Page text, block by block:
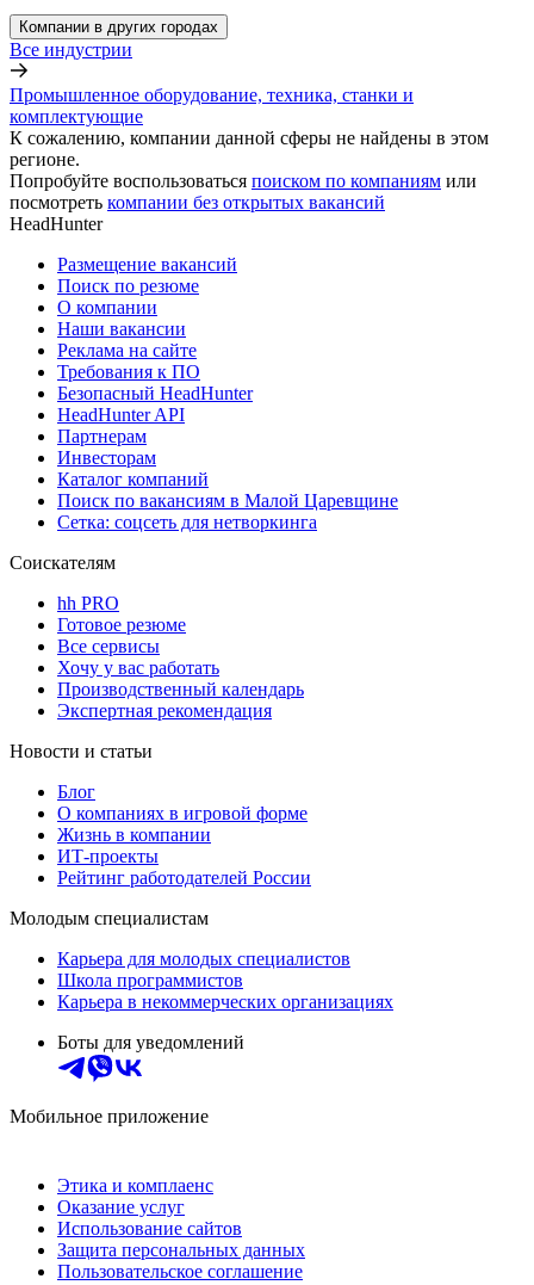
Компании в других городах
Все индустрии
Промышленное оборудование, техника, станки и
комплектующие
К сожалению, компании данной сферы не найдены в этом
регионе.
Попробуйте воспользоваться поиском по компаниям или
посмотреть компании без открытых вакансий
HeadHunter
Размещение вакансий
Поиск по резюме
О компании
Наши вакансии
Реклама на сайте
Требования к ПО
Безопасный HeadHunter
HeadHunter API
Партнерам
Инвесторам
Каталог компаний
Поиск по вакансиям в Малой Царевщине
Сетка: соцсеть для нетворкинга
Соискателям
hh PRO
Готовое резюме
Все сервисы
Хочу у вас работать
Производственный календарь
Экспертная рекомендация
Новости и статьи
Блог
О компаниях в игровой форме
Жизнь в компании
ИТ-проекты
Рейтинг работодателей России
Молодым специалистам
Карьера для молодых специалистов
Школа программистов
Карьера в некоммерческих организациях
Боты для уведомлений
Мобильное приложение
Этика и комплаенс
Оказание услуг
Использование сайтов
Защита персональных данных
Пользовательское соглашение